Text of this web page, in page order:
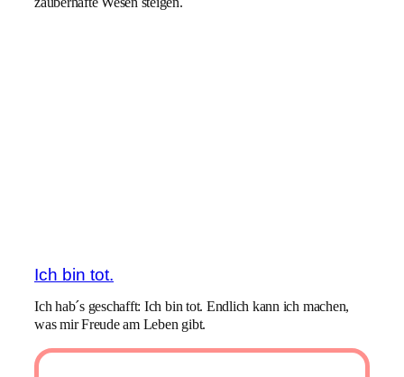
Ich bin tot.
Ich hab´s geschafft: Ich bin tot. Endlich kann ich machen,
was mir Freude am Leben gibt.